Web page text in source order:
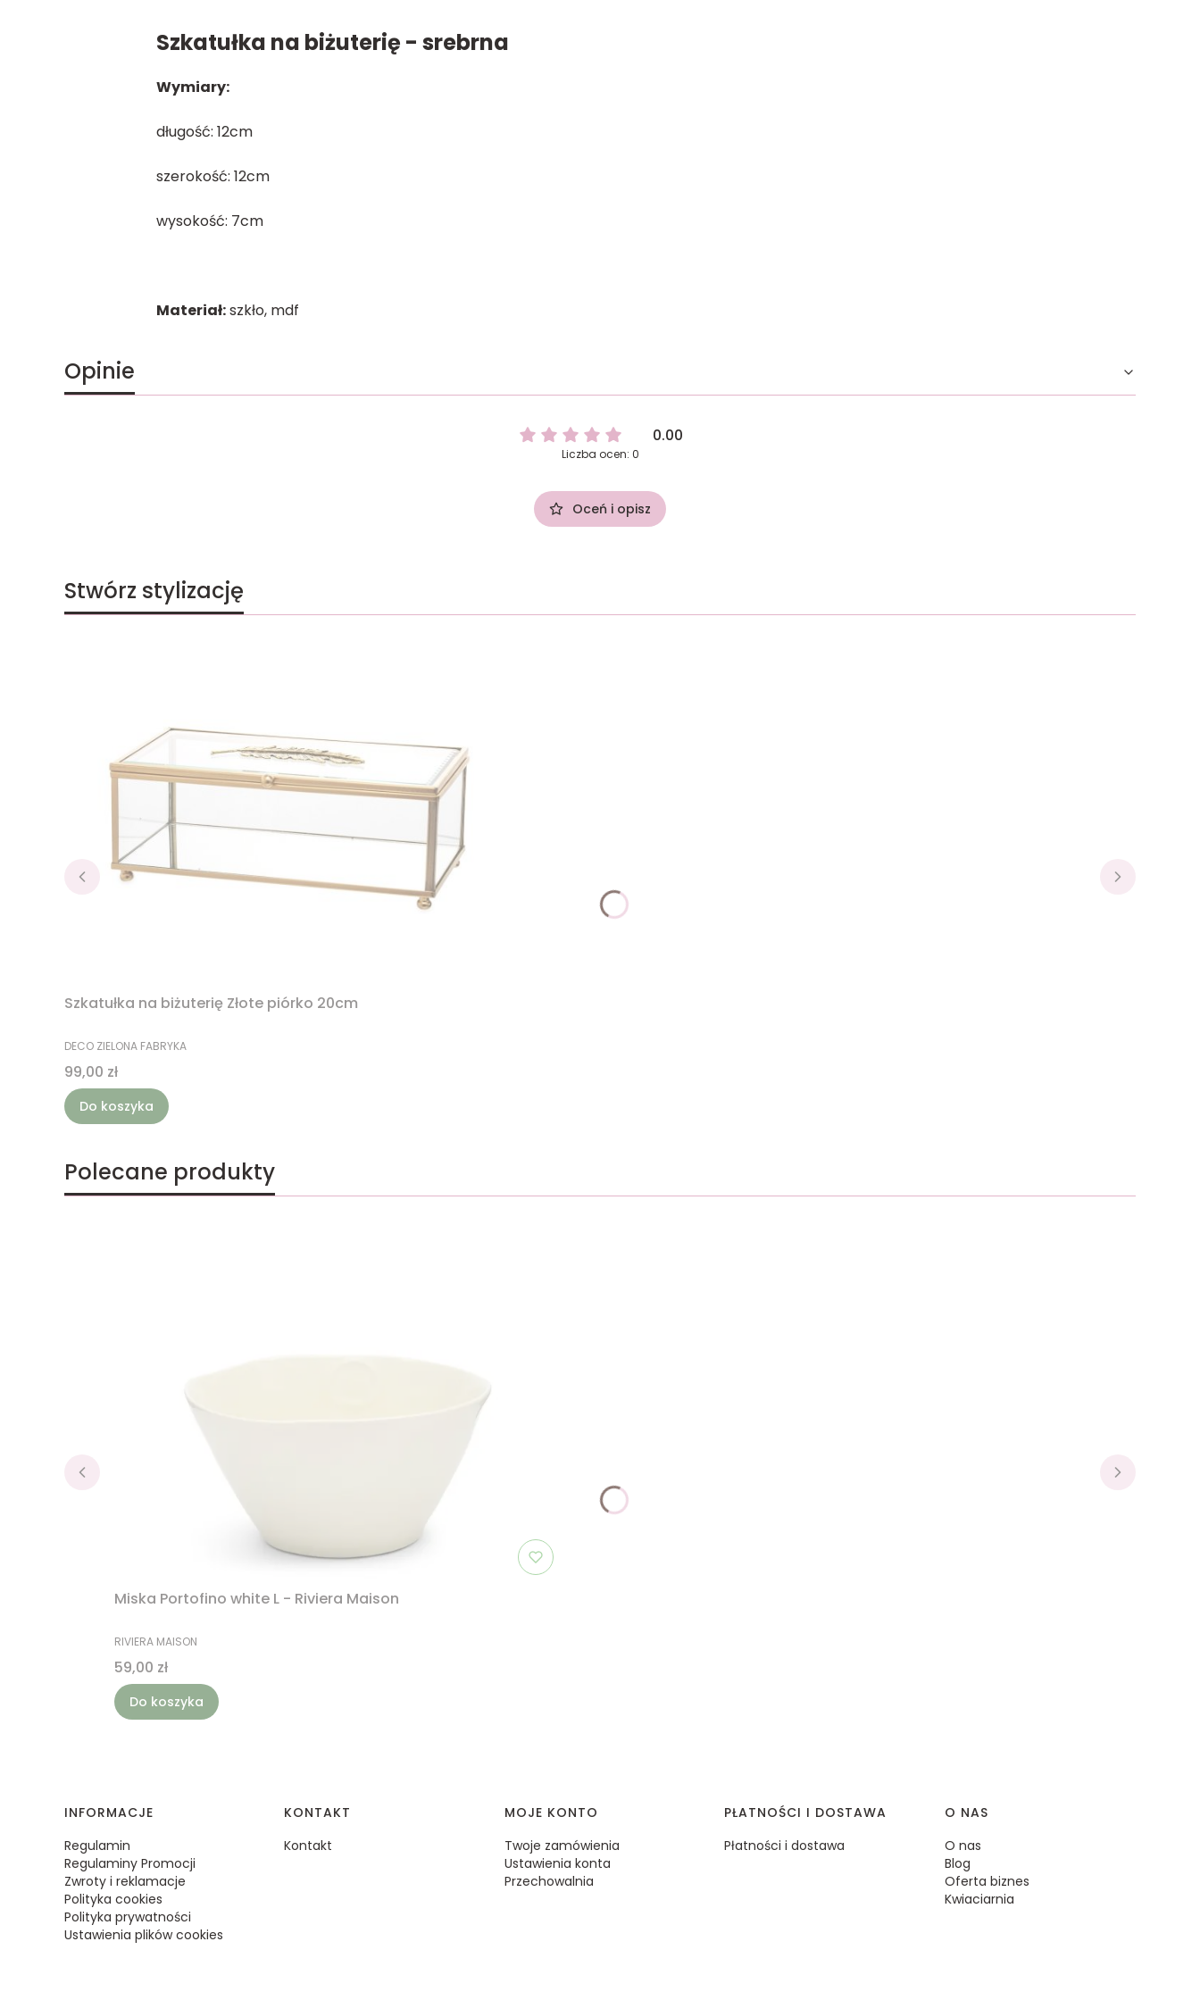
Szkatułka na biżuterię - srebrna
Wymiary:
długość: 12cm
szerokość: 12cm
wysokość: 7cm
Materiał:szkło, mdf
Opinie
0.00
Liczba ocen: 0
Oceń i opisz
Stwórz stylizację
Szkatułka na biżuterię Złote piórko 20cm
PRODUCENT
DECO ZIELONA FABRYKA
Cena
99,00 zł
Do koszyka
Polecane produkty
Miska Portofino white L - Riviera Maison
PRODUCENT
RIVIERA MAISON
Cena
59,00 zł
Do koszyka
Linki w stopce
INFORMACJE
Regulamin
Regulaminy Promocji
Zwroty i reklamacje
Polityka cookies
Polityka prywatności
Ustawienia plików cookies
KONTAKT
Kontakt
MOJE KONTO
Twoje zamówienia
Ustawienia konta
Przechowalnia
PŁATNOŚCI I DOSTAWA
Płatności i dostawa
O NAS
O nas
Blog
Oferta biznes
Kwiaciarnia